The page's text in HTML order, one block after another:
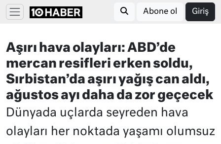
Abone ol Giriş
Aşırı hava olayları: ABD’de
mercan resifleri erken soldu,
Sırbistan’da aşırı yağış can aldı,
ağustos ayı daha da zor geçecek
Dünyada uçlarda seyreden hava
olayları her noktada yaşamı olumsuz